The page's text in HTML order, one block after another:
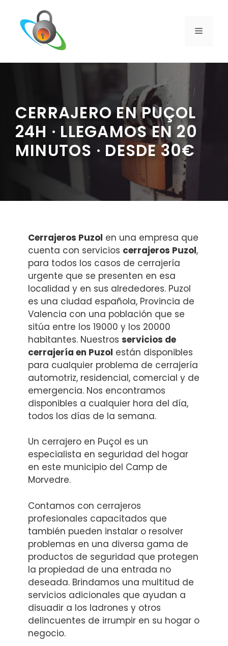
contenido
MENÚ
CERRAJERO EN PUÇOL
24H · LLEGAMOS EN 20
MINUTOS · DESDE 30€
Cerrajeros Puzol en una empresa que
cuenta con servicios cerrajeros Puzol,
para todos los casos de cerrajería
urgente que se presenten en esa
localidad y en sus alrededores. Puzol
es una ciudad española, Provincia de
Valencia con una población que se
sitúa entre los 19000 y los 20000
habitantes. Nuestros servicios de
cerrajería en Puzol están disponibles
para cualquier problema de cerrajería
automotriz, residencial, comercial y de
emergencia. Nos encontramos
disponibles a cualquier hora del día,
todos los días de la semana.
Un cerrajero en Puçol es un
especialista en seguridad del hogar
en este municipio del Camp de
Morvedre.
Contamos con cerrajeros
profesionales capacitados que
también pueden instalar o resolver
problemas en una diversa gama de
productos de seguridad que protegen
la propiedad de una entrada no
deseada. Brindamos una multitud de
servicios adicionales que ayudan a
disuadir a los ladrones y otros
delincuentes de irrumpir en su hogar o
negocio.